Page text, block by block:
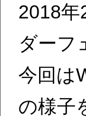
2018
ダーフ
今回は
の様子